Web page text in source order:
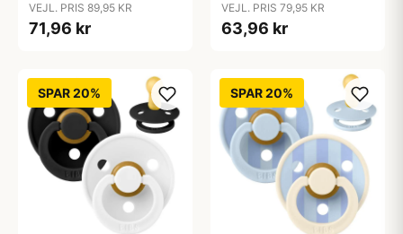
Blue/Baby Blue
VEJL. PRIS 89,95 KR
71,96 kr
Pink/Bubblegum
VEJL. PRIS 79,95 KR
63,96 kr
SPAR 20% SPAR 20%